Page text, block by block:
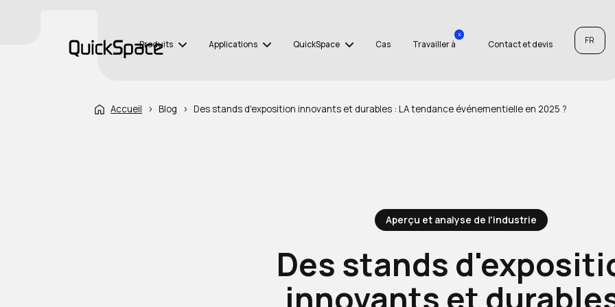
Produits Applications QuickSpace Cas Travailler à
x
Contact et devis FR
Accueil › Blog › Des stands d'exposition innovants et durables : LA tendance événementielle en 2025 ?
Aperçu et analyse de l'industrie
Des stands